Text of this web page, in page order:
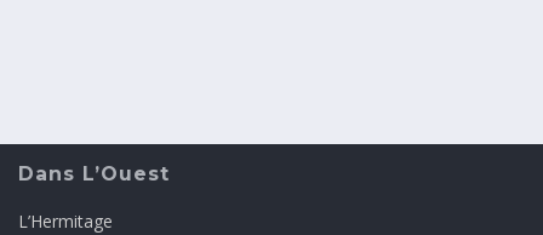
Dans L’Ouest
L’Hermitage